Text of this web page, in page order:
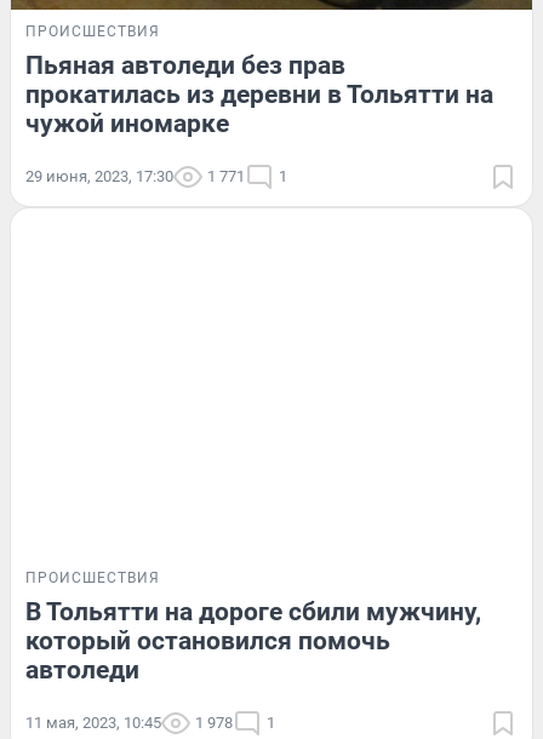
ПРОИСШЕСТВИЯ
Пьяная автоледи без прав
прокатилась из деревни в Тольятти на
чужой иномарке
29 июня, 2023, 17:30 1 771 1
ПРОИСШЕСТВИЯ
В Тольятти на дороге сбили мужчину,
который остановился помочь
автоледи
11 мая, 2023, 10:45 1 978 1